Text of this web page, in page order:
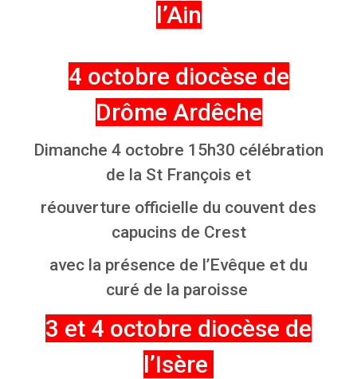
l’Ain
4 octobre diocèse de
Drôme Ardêche
Dimanche 4 octobre 15h30 célébration
de la St François et
réouverture officielle du couvent des
capucins de Crest
avec la présence de l’Evêque et du
curé de la paroisse
3 et 4 octobre diocèse de
l’Isère